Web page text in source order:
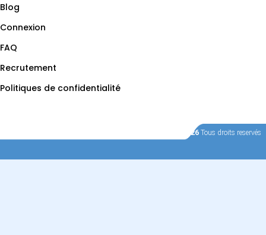
Blog
Connexion
FAQ
Recrutement
Politiques de confidentialité
©Bailti 2026Tous droits reservés